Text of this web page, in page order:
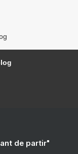
de partir"